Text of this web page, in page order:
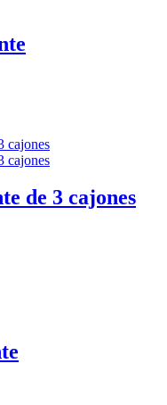
de 3 cajones